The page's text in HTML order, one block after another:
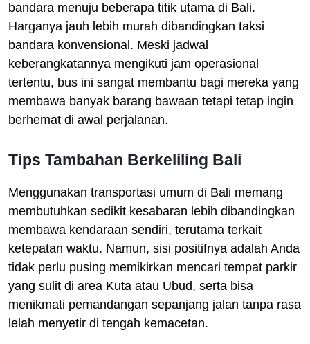
bandara menuju beberapa titik utama di Bali.
Harganya jauh lebih murah dibandingkan taksi
bandara konvensional. Meski jadwal
keberangkatannya mengikuti jam operasional
tertentu, bus ini sangat membantu bagi mereka yang
membawa banyak barang bawaan tetapi tetap ingin
berhemat di awal perjalanan.
Tips Tambahan Berkeliling Bali
Menggunakan transportasi umum di Bali memang
membutuhkan sedikit kesabaran lebih dibandingkan
membawa kendaraan sendiri, terutama terkait
ketepatan waktu. Namun, sisi positifnya adalah Anda
tidak perlu pusing memikirkan mencari tempat parkir
yang sulit di area Kuta atau Ubud, serta bisa
menikmati pemandangan sepanjang jalan tanpa rasa
lelah menyetir di tengah kemacetan.